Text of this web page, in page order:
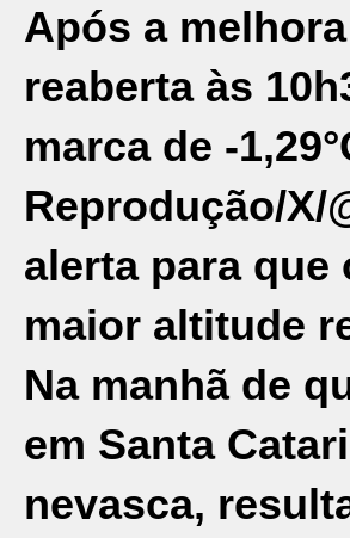
Após a
reaberta às
marca de -
Reprodução/X/
alerta para que
maior altitude
Na manhã de
em Santa
nevasca,